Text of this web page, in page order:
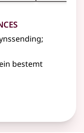
;
bestemt